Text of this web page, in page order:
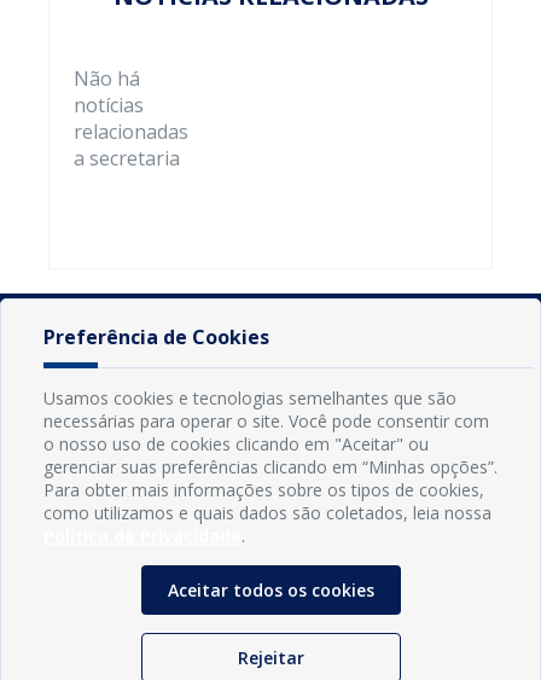
Não há
notícias
relacionadas
a secretaria
INFORMAÇÕES
CNPJ: 08.916.645/0001-80
LOC RODOVIA PB 018, SN, Centro, Conde, PB, 58322-000
Preferência de Cookies
Usamos cookies e tecnologias semelhantes que são
necessárias para operar o site. Você pode consentir com
o nosso uso de cookies clicando em "Aceitar" ou
gerenciar suas preferências clicando em “Minhas opções”.
Para obter mais informações sobre os tipos de cookies,
como utilizamos e quais dados são coletados, leia nossa
.
Aceitar todos os cookies
Rejeitar